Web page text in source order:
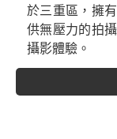
於三重區，擁
供無壓力的拍
攝影體驗。